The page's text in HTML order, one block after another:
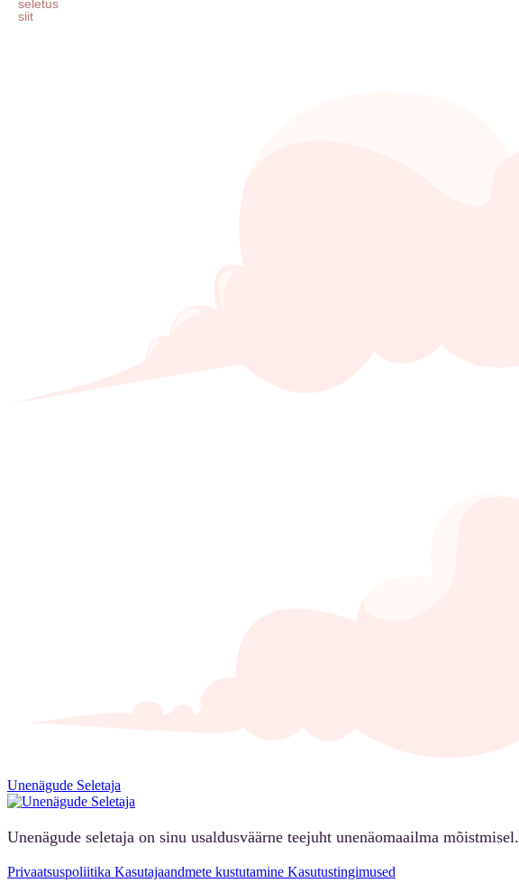
Unenägude Seletaja
Unenägude seletaja on sinu usaldusväärne teejuht unenäomaailma mõistmisel.
Privaatsuspoliitika Kasutajaandmete kustutamine Kasutustingimused